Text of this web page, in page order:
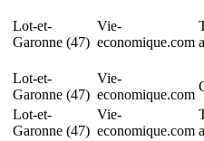
Lot-et-
Garonne (47)
Vie-
economique.com
Lot-et-
Garonne (47)
Vie-
economique.com
Lot-et-
Garonne (47)
Vie-
economique.com